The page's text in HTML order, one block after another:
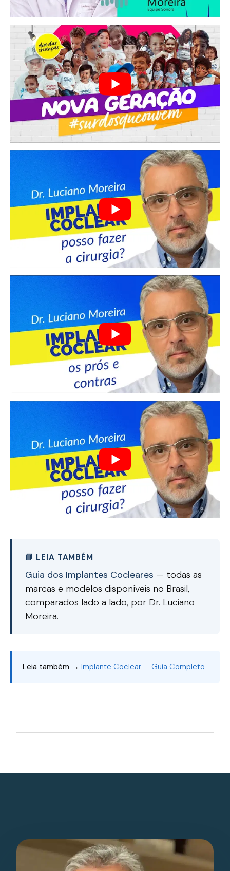
📘 LEIA TAMBÉM
Guia dos Implantes Cocleares — todas as
marcas e modelos disponíveis no Brasil,
comparados lado a lado, por Dr. Luciano
Moreira.
Leia também → Implante Coclear — Guia Completo